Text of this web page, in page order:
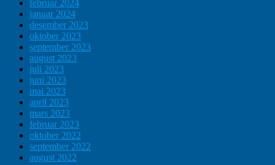
februar 2024
januar 2024
desember 2023
oktober 2023
september 2023
august 2023
juli 2023
juni 2023
mai 2023
april 2023
mars 2023
februar 2023
oktober 2022
september 2022
august 2022